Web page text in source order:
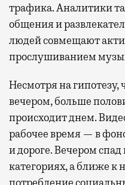
трафика. Аналитики
общения и
людей совмещают
прослушиванием
Несмотря на гипотезу,
вечером, больше
происходит днем.
рабочее время — в
и дороге. Вечером спад
категориях, а ближе к